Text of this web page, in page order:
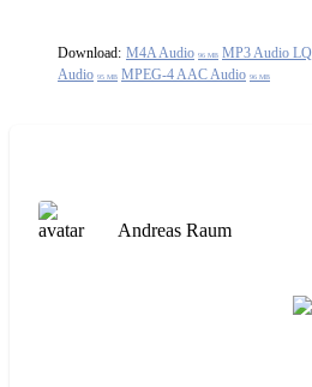
Download: M4A Audio 96 MB MP3 Audio LQ
Audio 95 MB MPEG-4 AAC Audio 96 MB
Andreas Raum